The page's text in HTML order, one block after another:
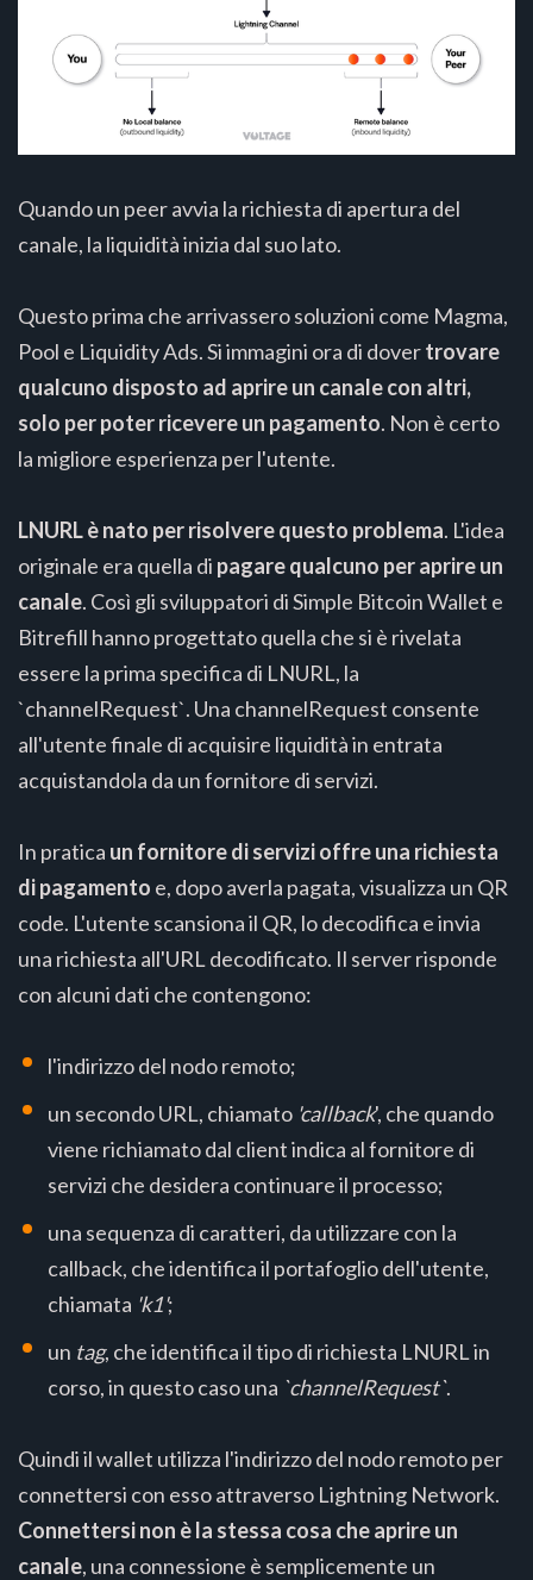
Quando un peer avvia la richiesta di apertura del
canale, la liquidità inizia dal suo lato.
Questo prima che arrivassero soluzioni come Magma,
Pool e Liquidity Ads. Si immagini ora di dovertrovare
qualcuno disposto ad aprire un canale con altri,
solo per poter ricevere un pagamento. Non è certo
la migliore esperienza per l'utente.
LNURL è nato per risolvere questo problema. L'idea
originale era quella di pagare qualcuno per aprire un
canale. Così gli sviluppatori di Simple Bitcoin Wallet e
Bitrefill hanno progettato quella che si è rivelata
essere la prima specifica di LNURL, la
`channelRequest`. Una channelRequest consente
all'utente finale di acquisire liquidità in entrata
acquistandola da un fornitore di servizi.
In pratica un fornitore di servizi offre una richiesta
di pagamento e, dopo averla pagata, visualizza un QR
code. L'utente scansiona il QR, lo decodifica e invia
una richiesta all'URL decodificato. Il server risponde
con alcuni dati che contengono:
l'indirizzo del nodo remoto;
un secondo URL, chiamato 'callback', che quando
viene richiamato dal client indica al fornitore di
servizi che desidera continuare il processo;
una sequenza di caratteri, da utilizzare con la
callback, che identifica il portafoglio dell'utente,
chiamata 'k1';
un tag, che identifica il tipo di richiesta LNURL in
corso, in questo caso una `channelRequest`.
Quindi il wallet utilizza l'indirizzo del nodo remoto per
connettersi con esso attraverso Lightning Network.
Connettersi non è la stessa cosa che aprire un
canale, una connessione è semplicemente un